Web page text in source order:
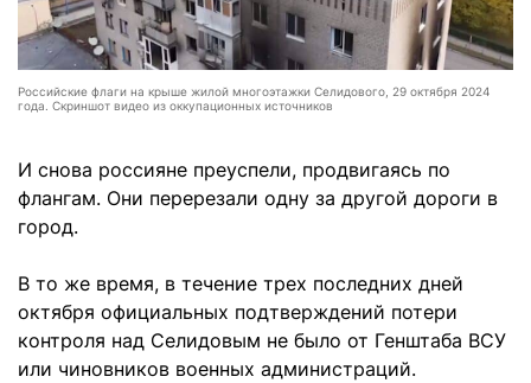
Российские флаги на крыше жилой многоэтажки Селидового, 29 октября 2024
года. Скриншот видео из оккупационных источников
И снова россияне преуспели, продвигаясь по
флангам. Они перерезали одну за другой дороги в
город.
В то же время, в течение трех последних дней
октября официальных подтверждений потери
контроля над Селидовым не было от Генштаба ВСУ
или чиновников военных администраций.